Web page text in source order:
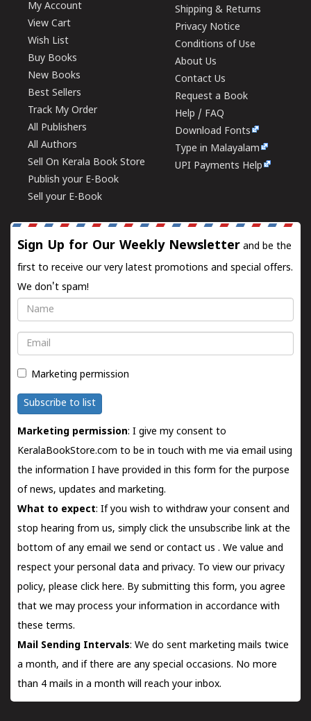
My Account
View Cart
Wish List
Buy Books
New Books
Best Sellers
Track My Order
All Publishers
All Authors
Sell On Kerala Book Store
Publish your E-Book
Sell your E-Book
Shipping & Returns
Privacy Notice
Conditions of Use
About Us
Contact Us
Request a Book
Help / FAQ
Download Fonts
Type in Malayalam
UPI Payments Help
Sign Up for Our Weekly Newsletter and be the
first to receive our very latest promotions and special offers.
We don't spam!
Name
Email
Marketing permission
Subscribe to list
Marketing permission: I give my consent to
KeralaBookStore.com to be in touch with me via email using
the information I have provided in this form for the purpose
of news, updates and marketing.
What to expect: If you wish to withdraw your consent and
stop hearing from us, simply click the unsubscribe link at the
bottom of any email we send orcontact us . We value and
respect your personal data and privacy. To view our privacy
policy, please click here. By submitting this form, you agree
that we may process your information in accordance with
these terms.
Mail Sending Intervals: We do sent marketing mails twice
a month, and if there are any special occasions. No more
than 4 mails in a month will reach your inbox.